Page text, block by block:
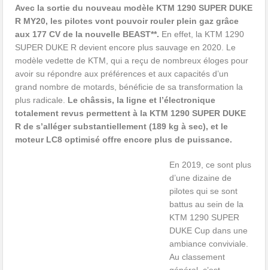
Avec la sortie du nouveau modèle KTM 1290 SUPER DUKE
R MY20, les pilotes vont pouvoir rouler plein gaz grâce
aux 177 CV de la nouvelle BEAST**. En effet, la KTM 1290
SUPER DUKE R devient encore plus sauvage en 2020. Le
modèle vedette de KTM, qui a reçu de nombreux éloges pour
avoir su répondre aux préférences et aux capacités d’un
grand nombre de motards, bénéficie de sa transformation la
plus radicale. Le châssis, la ligne et l’électronique
totalement revus permettent à la KTM 1290 SUPER DUKE
R de s’alléger substantiellement (189 kg à sec), et le
moteur LC8 optimisé offre encore plus de puissance.
En 2019, ce sont plus
d’une dizaine de
pilotes qui se sont
battus au sein de la
KTM 1290 SUPER
DUKE Cup dans une
ambiance conviviale.
Au classement